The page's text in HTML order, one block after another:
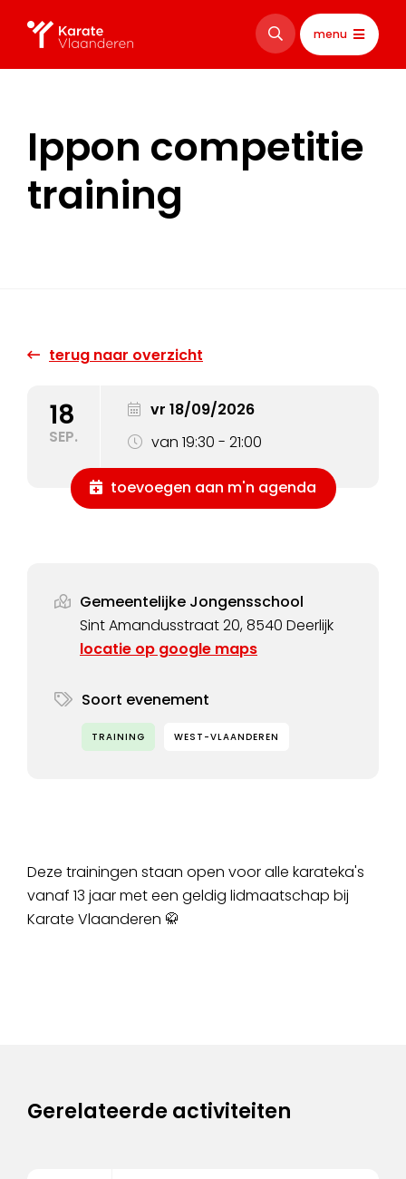
menu
Ippon competitie
training
terug naar overzicht
18
SEP.
vr 18/09/2026
van 19:30 - 21:00
toevoegen aan m'n agenda
Gemeentelijke Jongensschool
Sint Amandusstraat 20, 8540 Deerlijk
locatie op google maps
Soort evenement
TRAINING WEST-VLAANDEREN
Deze trainingen staan open voor alle karateka's
vanaf 13 jaar met een geldig lidmaatschap bij
Karate Vlaanderen 🥋
Gerelateerde activiteiten